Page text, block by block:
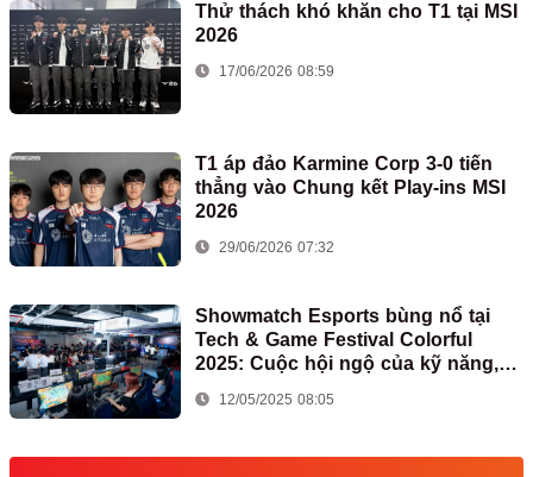
Thử thách khó khăn cho T1 tại MSI
2026
17/06/2026 08:59
T1 áp đảo Karmine Corp 3-0 tiến
thẳng vào Chung kết Play-ins MSI
2026
29/06/2026 07:32
Showmatch Esports bùng nổ tại
Tech & Game Festival Colorful
2025: Cuộc hội ngộ của kỹ năng,
đam mê và bất ngờ
12/05/2025 08:05